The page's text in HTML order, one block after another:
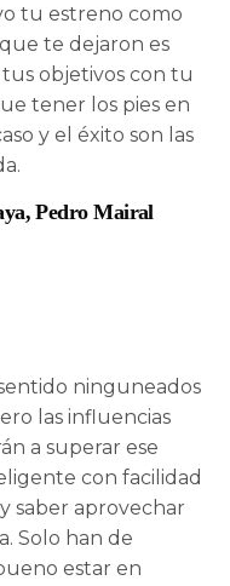
tu estreno como
te dejaron es
objetivos con tu
tener los pies en
y el éxito son las
Pedro Mairal
ninguneados
las influencias
a superar ese
con facilidad
saber aprovechar
Solo han de
estar en